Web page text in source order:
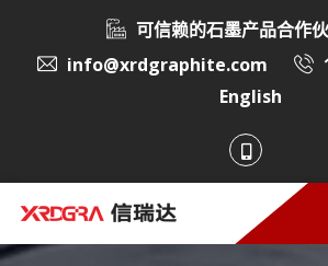
可信赖的石墨产品合作伙
info@xrdgraphite.com
English